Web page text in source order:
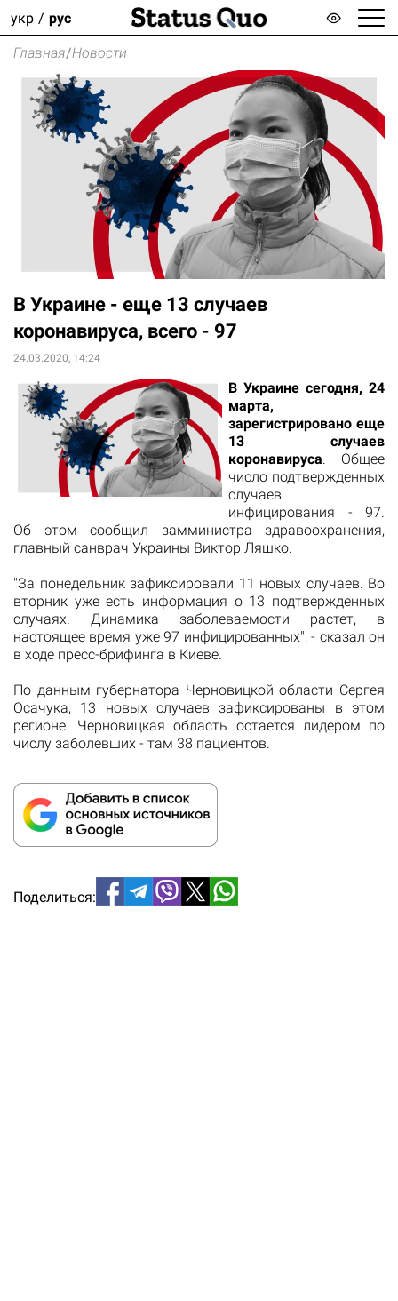
укр рус
Главная/Новости
В Украине - еще 13 случаев
коронавируса, всего - 97
24.03.2020, 14:24
В Украине сегодня, 24
марта,
зарегистрировано еще
13 случаев
коронавируса. Общее
число подтвержденных
случаев
инфицирования - 97.
Об этом сообщил замминистра здравоохранения,
главный санврач Украины Виктор Ляшко.
"За понедельник зафиксировали 11 новых случаев. Во
вторник уже есть информация о 13 подтвержденных
случаях. Динамика заболеваемости растет, в
настоящее время уже 97 инфицированных", - сказал он
в ходе пресс-брифинга в Киеве.
По данным губернатора Черновицкой области Сергея
Осачука, 13 новых случаев зафиксированы в этом
регионе. Черновицкая область остается лидером по
числу заболевших - там 38 пациентов.
Поделиться: